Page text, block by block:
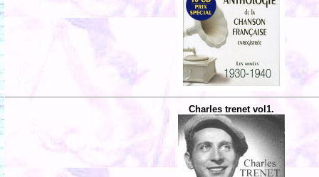
Charles trenet vol1.